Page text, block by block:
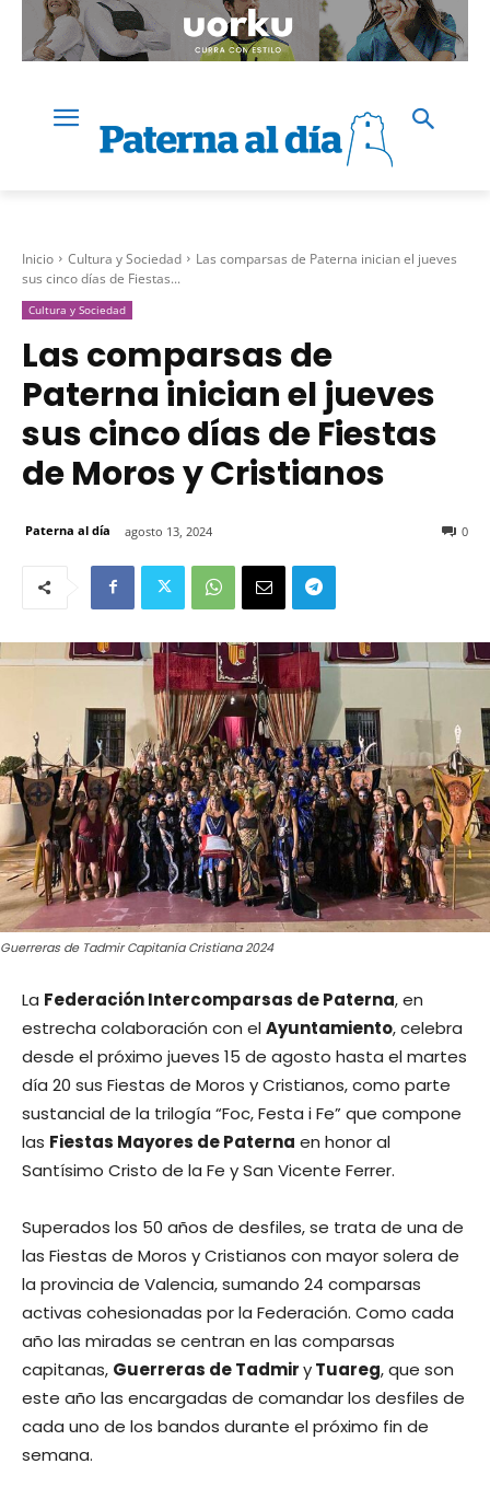
Inicio Cultura y Sociedad
Las comparsas de Paterna inician el jueves
sus cinco días de Fiestas...
Cultura y Sociedad
Las comparsas de
Paterna inician el jueves
sus cinco días de Fiestas
de Moros y Cristianos
Paterna al día agosto 13, 2024 0
Guerreras de Tadmir Capitanía Cristiana 2024
La Federación Intercomparsas de Paterna, en
estrecha colaboración con elAyuntamiento, celebra
desde el próximo jueves 15 de agosto hasta el martes
día 20 sus Fiestas de Moros y Cristianos, como parte
sustancial de la trilogía “Foc, Festa i Fe” que compone
las Fiestas Mayores de Paterna en honor al
Santísimo Cristo de la Fe y San Vicente Ferrer.
Superados los 50 años de desfiles, se trata de una de
las Fiestas de Moros y Cristianos con mayor solera de
la provincia de Valencia, sumando 24 comparsas
activas cohesionadas por la Federación. Como cada
año las miradas se centran en las comparsas
capitanas, Guerreras de TadmiryTuareg, que son
este año las encargadas de comandar los desfiles de
cada uno de los bandos durante el próximo fin de
semana.